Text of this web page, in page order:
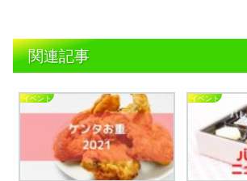
関連記事
イベント イベント